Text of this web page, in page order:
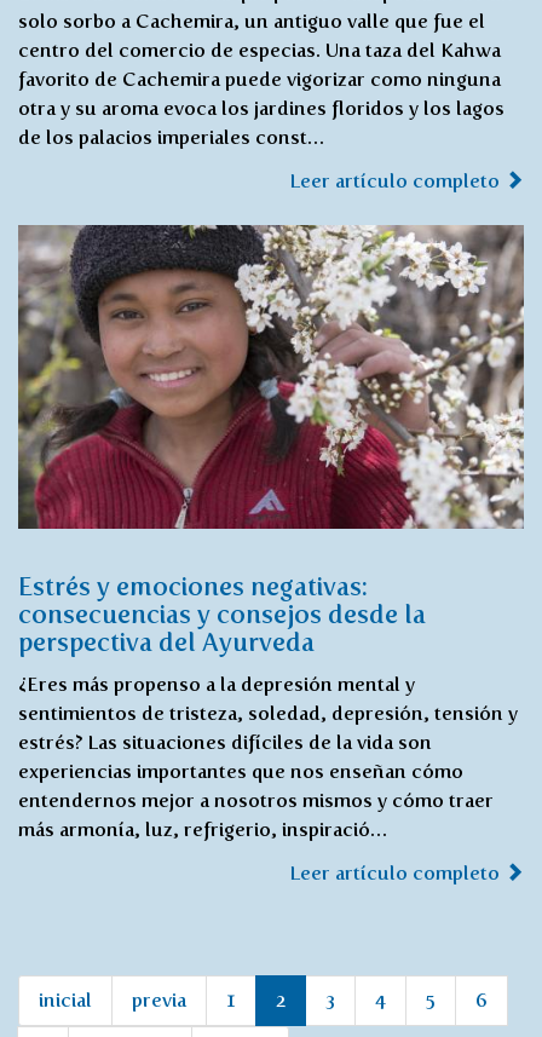
solo sorbo a Cachemira, un antiguo valle que fue el
centro del comercio de especias. Una taza del Kahwa
favorito de Cachemira puede vigorizar como ninguna
otra y su aroma evoca los jardines floridos y los lagos
de los palacios imperiales const…
Leer artículo completo
Estrés y emociones negativas:
consecuencias y consejos desde la
perspectiva del Ayurveda
¿Eres más propenso a la depresión mental y
sentimientos de tristeza, soledad, depresión, tensión y
estrés? Las situaciones difíciles de la vida son
experiencias importantes que nos enseñan cómo
entendernos mejor a nosotros mismos y cómo traer
más armonía, luz, refrigerio, inspiració…
Leer artículo completo
inicial previa 1 2 3 4 5 6